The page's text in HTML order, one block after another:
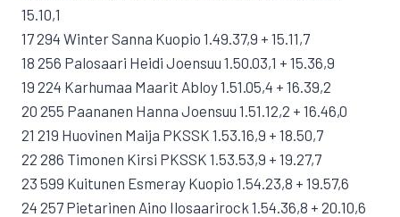
15.10,1
17 294 Winter Sanna Kuopio 1.49.37,9 + 15.11,7
18 256 Palosaari Heidi Joensuu 1.50.03,1 + 15.36,9
19 224 Karhumaa Maarit Abloy 1.51.05,4 + 16.39,2
20 255 Paananen Hanna Joensuu 1.51.12,2 + 16.46,0
21 219 Huovinen Maija PKSSK 1.53.16,9 + 18.50,7
22 286 Timonen Kirsi PKSSK 1.53.53,9 + 19.27,7
23 599 Kuitunen Esmeray Kuopio 1.54.23,8 + 19.57,6
24 257 Pietarinen Aino Ilosaarirock 1.54.36,8 + 20.10,6